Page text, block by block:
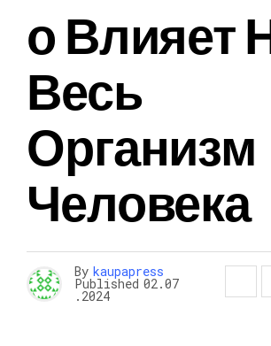
О Влияет
Весь
Организм
Человека
By kaupapress
Published 02.07
.2024